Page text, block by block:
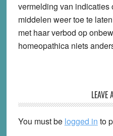
vermelding van indicaties
middelen weer toe te
met haar verbod op
homeopathica niets
LEAVE
You must be logged in to